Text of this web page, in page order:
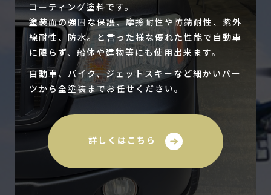
コーティング塗料です。
塗装面の強固な保護、摩擦耐性や防錆耐性、紫外
線耐性、防水。と言った様な優れた性能で自動車
に限らず、船体や建物等にも使用出来ます。
自動車、バイク、ジェットスキーなど細かいパー
ツから全塗装までお任せください。
詳しくはこちら